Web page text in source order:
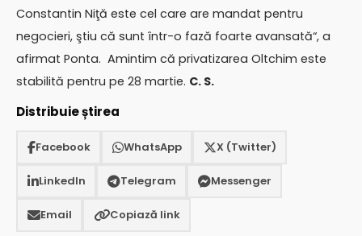
Constantin Niţă este cel care are mandat pentru
negocieri, ştiu că sunt într-o fază foarte avansată“, a
afirmat Ponta. Amintim că privatizarea Oltchim este
stabilită pentru pe 28 martie. C. S.
Distribuie știrea
Facebook WhatsApp X (Twitter)
LinkedIn Telegram Messenger
Email Copiază link